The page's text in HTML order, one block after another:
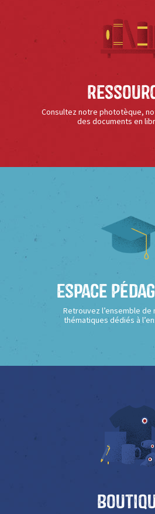
Consultez notre phototèque,
des documents en
Espace
Retrouvez l’ensemble de
thématiques dédiés à